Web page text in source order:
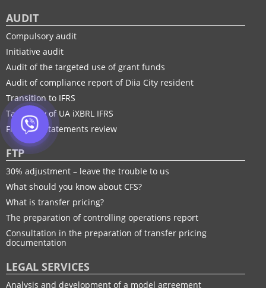
AUDIT
Compulsory audit
Initiative audit
Audit of the targeted use of grant funds
Audit of compliance report of Diia City resident
Transition to IFRS
Taxonomy of UA іXBRL IFRS
Financial statements review
FTP
30% adjustment – leave the trouble to us
What should you know about CFS?
What is transfer pricing?
The preparation of controlling operations report
Consultation in the preparation of transfer pricing
documentation
LEGAL SERVICES
Analysis and development of a model agreement